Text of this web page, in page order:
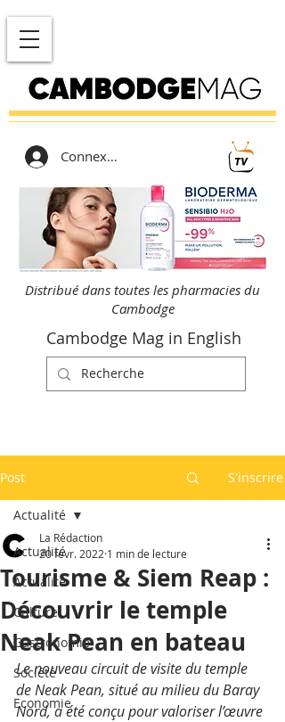
Connexion
Distribué dans toutes les pharmacies du
Cambodge
Cambodge Mag in English
Post S'inscrire
Actualité
Actualité
Culture
Gastronomie
Société
Economie
Actualité
Tourisme & Siem Reap :
Découvrir le temple
Neak Pean en bateau
La Rédaction
20 févr. 2022 1 min de lecture
Le nouveau circuit de visite du temple
de Neak Pean, situé au milieu du Baray
Nord, a été conçu pour valoriser l’œuvre